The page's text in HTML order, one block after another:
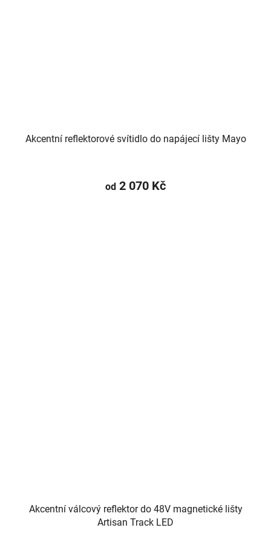
Akcentní reflektorové svítidlo do napájecí lišty Mayo
od 2 070 Kč
Akcentní válcový reflektor do 48V magnetické lišty
Artisan Track LED